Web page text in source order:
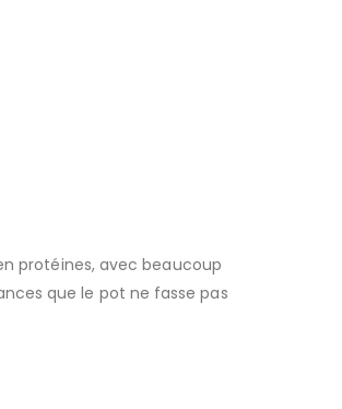
protéines, avec beaucoup
que le pot ne fasse pas